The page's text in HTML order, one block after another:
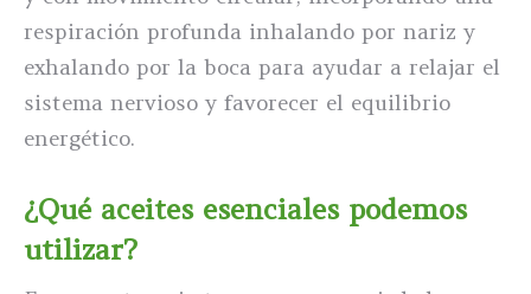
respiración profunda inhalando por nariz y
exhalando por la boca para ayudar a relajar el
sistema nervioso y favorecer el equilibrio
energético.
¿Qué aceites esenciales podemos
utilizar?